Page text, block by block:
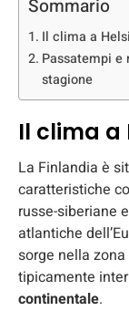
Sommario
Il clima a
Passatempi e
stagione
Il clima a
La Finlandia è
caratteristiche
russe-siberiane
atlantiche
sorge nella
tipicamente
continentale.